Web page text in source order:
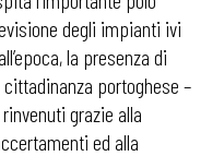
degli impianti ivi
la presenza di
portoghese –
grazie alla
ed alla